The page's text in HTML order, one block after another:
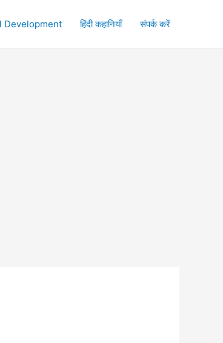
Development हिंदी कहानियाँ संपर्क करें